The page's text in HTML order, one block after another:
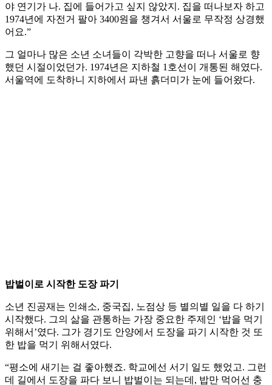
야 연기가 나. 집에 들어가고 싶지 않았지. 집을 떠나보자 하고
1974년에 자전거 팔아 3400원을 챙겨서 서울로 무작정 상경했
어요.”
그 얼마나 많은 소년 소녀들이 각박한 고향을 떠나 서울로 향
했던 시절이었던가. 1974년은 지하철 1호선이 개통된 해였다.
서울역에 도착하니 지하에서 파낸 흙더미가 눈에 들어왔다.
밥벌이로 시작한 도장 파기
소년 진공재는 인쇄소, 중국집, 노점상 등 별의별 일을 다 하기
시작했다. 그의 삶을 관통하는 가장 중요한 주제인 ‘밥을 먹기
위해서’였다. 그가 경기도 안양에서 도장을 파기 시작한 것 또
한 밥을 먹기 위해서였다.
“평소에 새기는 걸 좋아했죠. 학교에선 서기 일도 했었고. 그런
데 길에서 도장을 파다 보니 밥벌이는 되는데, 밥만 먹어선 충